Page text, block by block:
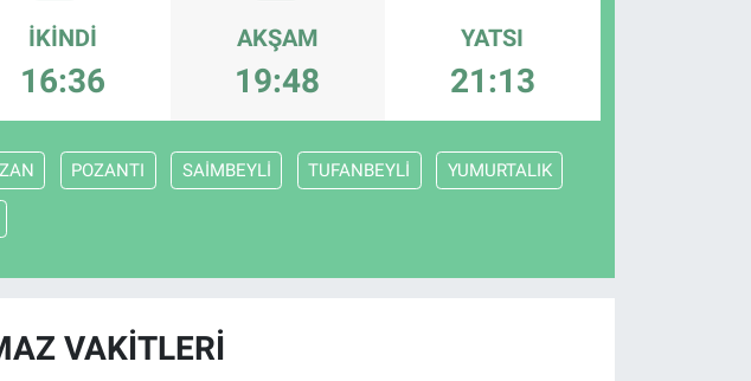
İKINDI
16:36
AKŞAM
19:48
YATSI
21:13
POZANTI SAİMBEYLİ TUFANBEYLİ YUMURTALIK
VAKITLERI